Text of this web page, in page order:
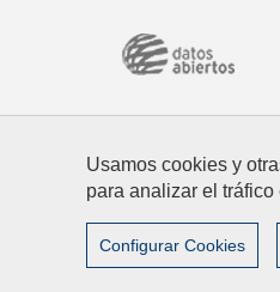
Usamos cookies y
para analizar el
Configurar Cookies
© 2026